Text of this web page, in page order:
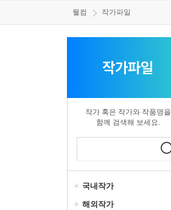
웰컴 작가파일
작가파일
작가 혹은 작가와 작품명을
함께 검색해 보세요.
국내작가
해외작가